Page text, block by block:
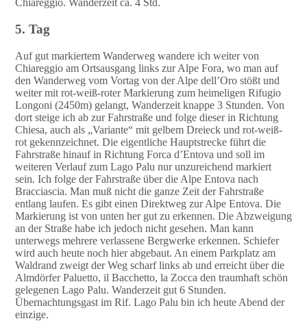
Chiareggio. Wanderzeit ca. 4 Std.
5. Tag
Auf gut markiertem Wanderweg wandere ich weiter von
Chiareggio am Ortsausgang links zur Alpe Fora, wo man auf
den Wanderweg vom Vortag von der Alpe dell’Oro stößt und
weiter mit rot-weiß-roter Markierung zum heimeligen Rifugio
Longoni (2450m) gelangt, Wanderzeit knappe 3 Stunden. Von
dort steige ich ab zur Fahrstraße und folge dieser in Richtung
Chiesa, auch als „Variante“ mit gelbem Dreieck und rot-weiß-
rot gekennzeichnet. Die eigentliche Hauptstrecke führt die
Fahrstraße hinauf in Richtung Forca d’Entova und soll im
weiteren Verlauf zum Lago Palu nur unzureichend markiert
sein. Ich folge der Fahrstraße über die Alpe Entova nach
Bracciascia. Man muß nicht die ganze Zeit der Fahrstraße
entlang laufen. Es gibt einen Direktweg zur Alpe Entova. Die
Markierung ist von unten her gut zu erkennen. Die Abzweigung
an der Straße habe ich jedoch nicht gesehen. Man kann
unterwegs mehrere verlassene Bergwerke erkennen. Schiefer
wird auch heute noch hier abgebaut. An einem Parkplatz am
Waldrand zweigt der Weg scharf links ab und erreicht über die
Almdörfer Paluetto, il Bacchetto, la Zocca den traumhaft schön
gelegenen Lago Palu. Wanderzeit gut 6 Stunden.
Übernachtungsgast im Rif. Lago Palu bin ich heute Abend der
einzige.